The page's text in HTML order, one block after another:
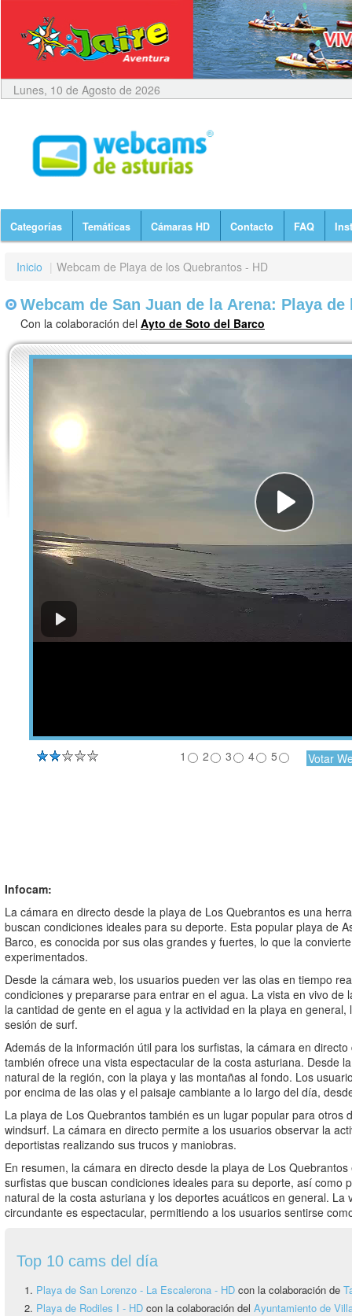
Lunes, 10 de Agosto de 2026
Categorías Temáticas Cámaras HD Contacto FAQ
Inicio | Webcam de Playa de los Quebrantos - HD
Webcam de San Juan de la Arena: Playa
Con la colaboración del Ayto de Soto del Barco
1 2 3 4 5
Infocam:
La cámara en directo desde la playa de Los Quebrantos es una
buscan condiciones ideales para su deporte. Esta popular playa de
Barco, es conocida por sus olas grandes y fuertes, lo que la
experimentados.
Desde la cámara web, los usuarios pueden ver las olas en tiempo
condiciones y prepararse para entrar en el agua. La vista en vivo de
la cantidad de gente en el agua y la actividad en la playa en
sesión de surf.
Además de la información útil para los surfistas, la cámara en
también ofrece una vista espectacular de la costa asturiana. Desde
natural de la región, con la playa y las montañas al fondo. Los
por encima de las olas y el paisaje cambiante a lo largo del día,
La playa de Los Quebrantos también es un lugar popular para otros
windsurf. La cámara en directo permite a los usuarios observar la
deportistas realizando sus trucos y maniobras.
En resumen, la cámara en directo desde la playa de Los
surfistas que buscan condiciones ideales para su deporte, así como
natural de la costa asturiana y los deportes acuáticos en general. La
circundante es espectacular, permitiendo a los usuarios sentirse
Top 10 cams del día
Playa de San Lorenzo - La Escalerona - HD con la colaboración de
Playa de Rodiles I - HD con la colaboración del Ayuntamiento de